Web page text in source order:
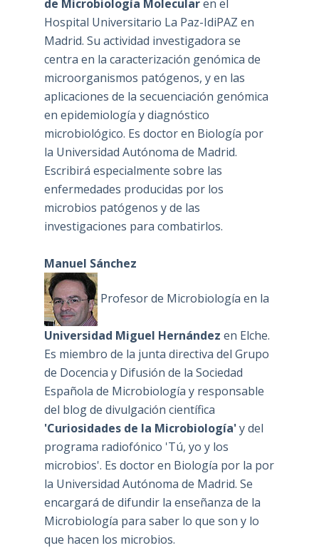
de Microbiología Molecularen el
Hospital Universitario La Paz-IdiPAZ en
Madrid. Su actividad investigadora se
centra en la caracterización genómica de
microorganismos patógenos, y en las
aplicaciones de la secuenciación genómica
en epidemiología y diagnóstico
microbiológico. Es doctor en Biología por
la Universidad Autónoma de Madrid.
Escribirá especialmente sobre las
enfermedades producidas por los
microbios patógenos y de las
investigaciones para combatirlos.
Manuel Sánchez
Profesor de Microbiología en la
Universidad Miguel Hernández en Elche.
Es miembro de la junta directiva del Grupo
de Docencia y Difusión de la Sociedad
Española de Microbiología y responsable
del blog de divulgación científica
'Curiosidades de la Microbiología'y del
programa radiofónico 'Tú, yo y los
microbios'. Es doctor en Biología por la por
la Universidad Autónoma de Madrid. Se
encargará de difundir la enseñanza de la
Microbiología para saber lo que son y lo
que hacen los microbios.